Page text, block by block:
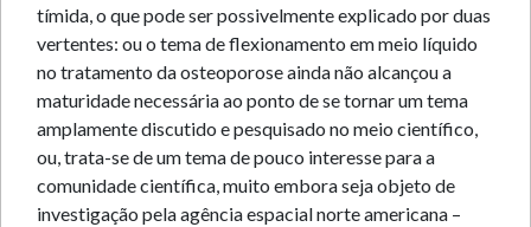
tímida, o que pode ser possivelmente explicado por duas
vertentes: ou o tema de flexionamento em meio líquido
no tratamento da osteoporose ainda não alcançou a
maturidade necessária ao ponto de se tornar um tema
amplamente discutido e pesquisado no meio científico,
ou, trata-se de um tema de pouco interesse para a
comunidade científica, muito embora seja objeto de
investigação pela agência espacial norte americana –